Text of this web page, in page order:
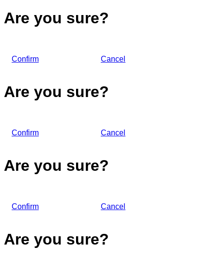
Are you sure?
Confirm Cancel
Are you sure?
Confirm Cancel
Are you sure?
Confirm Cancel
Are you sure?